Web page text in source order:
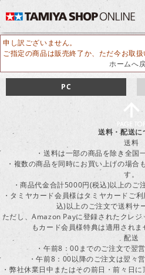
申し訳ございません。
ご指定の商品は販売終了か、ただ今お取扱
ホームへ
PC
送料・配送に
送料
・送料は一部の商品を除き全国
・複数の商品を同時にお買い上げの場
す。
・商品代金合計5000円(税込)以上のご
・タミヤカード会員様はタミヤカードご
込)以上のご注文で送料サ
ただし、Amazon Payに登録されたクレ
もカード会員様特典は適用されま
配送
・午前8：00までのご注文で翌
・午前8：00以降のご注文は翌々
・弊社休業日中またはその前日・前々日